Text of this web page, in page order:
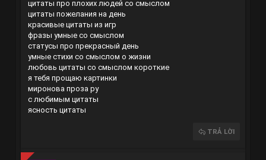
цитаты про плохих людей со смыслом
цитаты пожелания на день
красивые цитаты из игр
фразы умные со смыслом
статусы про прекрасный день
умные стихи со смыслом о жизни
любовь цитаты со смыслом короткие
я тебя прощаю картинки
миронова проза ру
с любимым цитаты
ясность цитаты
TRẢ LỜI